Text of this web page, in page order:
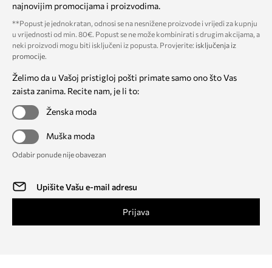
najnovijim promocijama i proizvodima.
**Popust je jednokratan, odnosi se na nesnižene proizvode i vrijedi za kupnju
u vrijednosti od min. 80€. Popust se ne može kombinirati s drugim akcijama, a
neki proizvodi mogu biti isključeni iz popusta. Provjerite: isključenja iz
promocije.
Želimo da u Vašoj pristigloj pošti primate samo ono što Vas
zaista zanima. Recite nam, je li to:
Ženska moda
Muška moda
Odabir ponude nije obavezan
Prijava